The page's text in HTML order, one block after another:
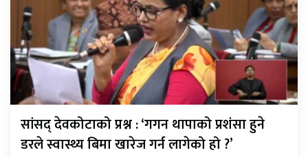
सांसद् देवकोटाको प्रश्न : ‘गगन थापाको प्रशंसा हुने
डरले स्वास्थ्य बिमा खारेज गर्न लागेको हो ?’